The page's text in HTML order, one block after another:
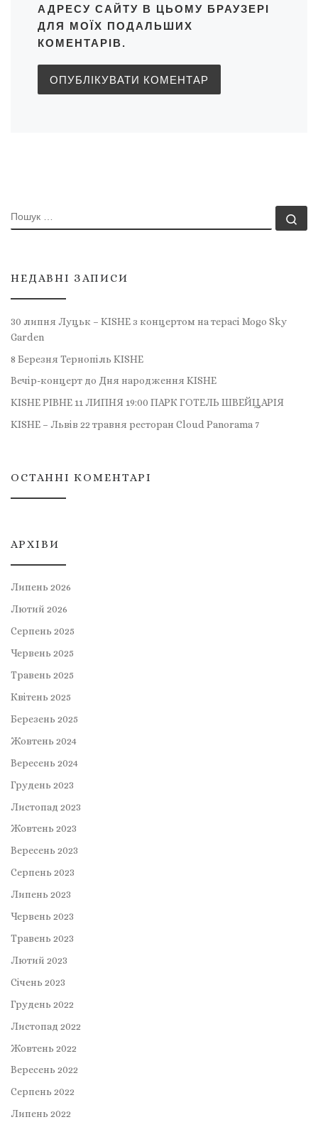
АДРЕСУ САЙТУ В ЦЬОМУ БРАУЗЕРІ
ДЛЯ МОЇХ ПОДАЛЬШИХ
КОМЕНТАРІВ.
ПОШУК
НЕДАВНІ ЗАПИСИ
30 липня Луцьк – KISHE з концертом на терасі Mogo Sky
Garden
8 Березня Тернопіль KISHE
Вечір-концерт до Дня народження KISHE
KISHE РІВНЕ 11 ЛИПНЯ 19:00 ПАРК ГОТЕЛЬ ШВЕЙЦАРІЯ
KISHE – Львів 22 травня ресторан Cloud Panorama 7
ОСТАННІ КОМЕНТАРІ
АРХІВИ
Липень 2026
Лютий 2026
Серпень 2025
Червень 2025
Травень 2025
Квітень 2025
Березень 2025
Жовтень 2024
Вересень 2024
Грудень 2023
Листопад 2023
Жовтень 2023
Вересень 2023
Серпень 2023
Липень 2023
Червень 2023
Травень 2023
Лютий 2023
Січень 2023
Грудень 2022
Листопад 2022
Жовтень 2022
Вересень 2022
Серпень 2022
Липень 2022